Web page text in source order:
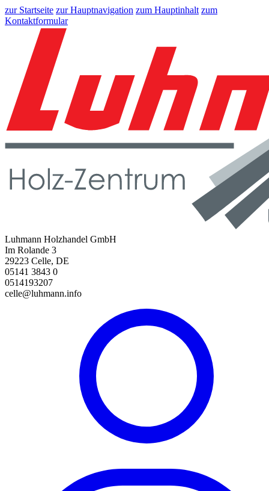
zur Startseite zur Hauptnavigation zum Hauptinhalt zum
Kontaktformular
Luhmann Holzhandel GmbH
Im Rolande 3
29223 Celle, DE
05141 3843 0
0514193207
celle@luhmann.info